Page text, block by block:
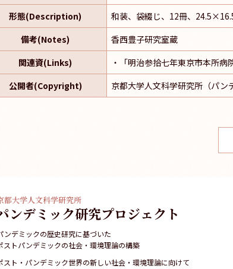
形態(Description)
和装、袋綴じ、12冊、
備考(Notes)
香西豊子研究室蔵
関連資(Links)
・「明治参拾七年東京市本所
公開者(Copyright)
京都大学人文科学研究所（パン
都大学人文科学研究所
ンデミック研究プロジェクト
ンデミックの歴史研究に基づいた
ストパンデミックの社会・環境理論の構築
スト・パンデミック世界の新しい社会・環境理論に向けて